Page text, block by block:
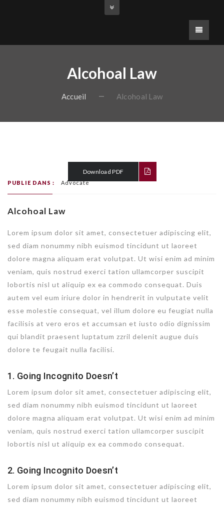
Alcohoal Law
Accueil Alcohoal Law
Download PDF
PUBLIE DANS : Advocate
Alcohoal Law
Lorem ipsum dolor sit amet, consectetuer adipiscing elit,
sed diam nonummy nibh euismod tincidunt ut laoreet
dolore magna aliquam erat volutpat. Ut wisi enim ad minim
veniam, quis nostrud exerci tation ullamcorper suscipit
lobortis nisl ut aliquip ex ea commodo consequat. Duis
autem vel eum iriure dolor in hendrerit in vulputate velit
esse molestie consequat, vel illum dolore eu feugiat nulla
facilisis at vero eros et accumsan et iusto odio dignissim
qui blandit praesent luptatum zzril delenit augue duis
dolore te feugait nulla facilisi.
1. Going Incognito Doesn’t
Lorem ipsum dolor sit amet, consectetuer adipiscing elit,
sed diam nonummy nibh euismod tincidunt ut laoreet
dolore magna aliquam erat volutpat. Ut wisi enim ad minim
veniam, quis nostrud exerci tation ullamcorper suscipit
lobortis nisl ut aliquip ex ea commodo consequat.
2. Going Incognito Doesn’t
Lorem ipsum dolor sit amet, consectetuer adipiscing elit,
sed diam nonummy nibh euismod tincidunt ut laoreet